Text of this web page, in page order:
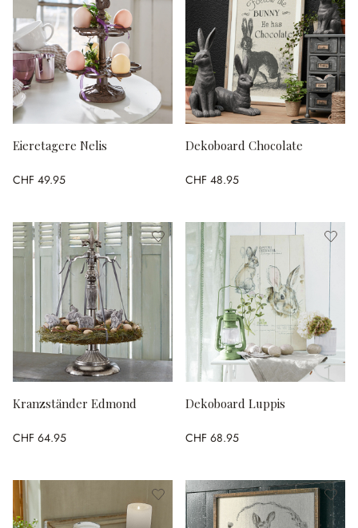
Eieretagere Nelis
CHF 49.95
Dekoboard Chocolate
CHF 48.95
Kranzständer Edmond
CHF 64.95
Dekoboard Luppis
CHF 68.95